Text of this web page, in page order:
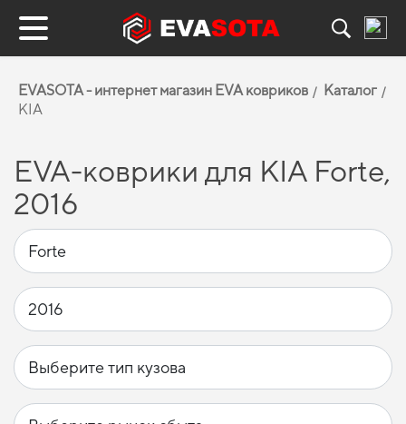
EVASOTA - интернет магазин EVA ковриков
Каталог
KIA
EVA-коврики для KIA Forte,
2016